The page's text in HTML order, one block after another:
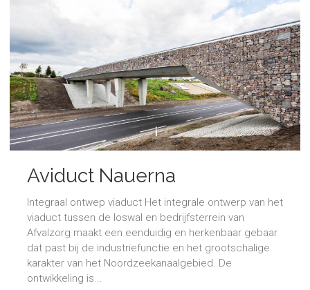
Aviduct Nauerna
Integraal ontwep viaduct Het integrale ontwerp van het
viaduct tussen de loswal en bedrijfsterrein van
Afvalzorg maakt een eenduidig en herkenbaar gebaar
dat past bij de industriefunctie en het grootschalige
karakter van het Noordzeekanaalgebied. De
ontwikkeling is...